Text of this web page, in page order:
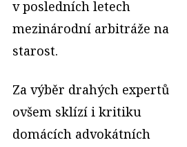
v posledních letech
mezinárodní arbitráže na
starost.
Za výběr drahých expertů
ovšem sklízí i kritiku
domácích advokátních